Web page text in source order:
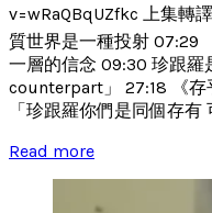
v=wRaQBqUZfkc 上集轉
質世界是一種投射 07:29
一層的信念 09:30 珍跟羅
counterpart」 27:18 《
「珍跟羅你們是同個存
Read more